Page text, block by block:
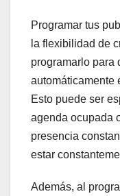
Programar tus
la flexibilidad de
programarlo para
automáticamente
Esto puede ser
agenda ocupada
presencia
estar
Además, al